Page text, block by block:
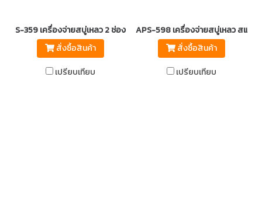
S-359 เครื่องจ่ายสบู่เหลว 2 ช่อง
สั่งซื้อสินค้า
เปรียบเทียบ
APS-598 เครื่องจ่ายสบู่เหลว สแตน
สั่งซื้อสินค้า
เปรียบเทียบ